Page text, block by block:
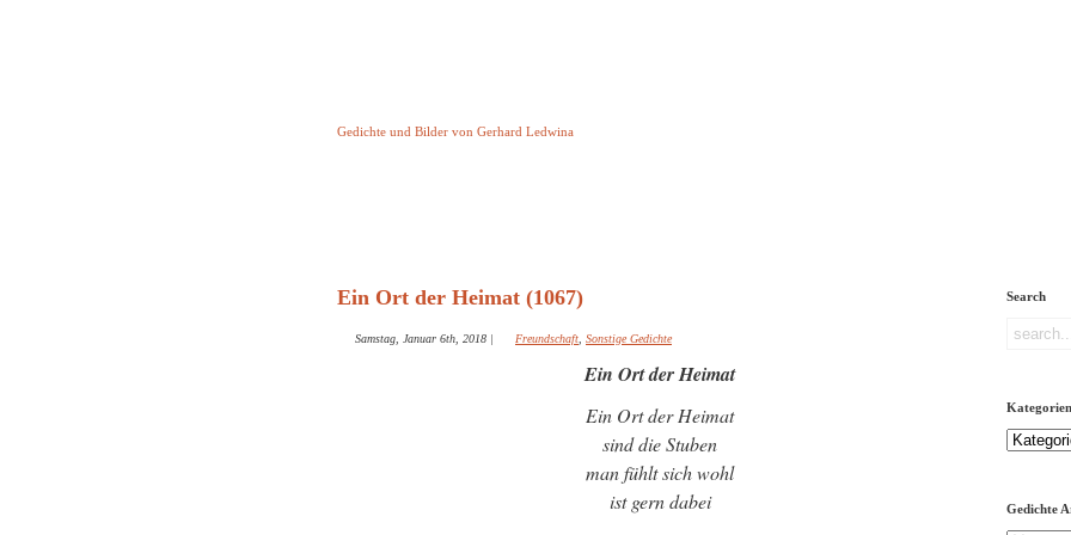
Gedichte und Bilder von Gerhard Ledwina
Ein Ort der Heimat (1067)
Samstag, Januar 6th, 2018 | Freundschaft Sonstige Gedichte
Ein Ort der Heimat
Ein Ort der Heimat
sind die Stuben
man fühlt sich wohl
ist gern dabei
Search
Kategorien
Kategorien
Gedichte